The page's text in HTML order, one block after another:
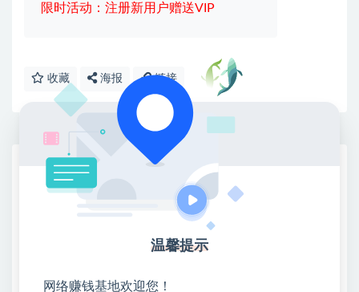
限时活动：注册新用户赠送VIP
收藏 海报 链接
网赚基地简介
站长微信：无
❤本站：本站整合多方资源站，主要面向互联网创业
类&副业类，资源丰富 物超所值。
❤能助您：找项目 + 低成本创业 + 减少信息差 + 见识
温馨提示
网络赚钱基地欢迎您！